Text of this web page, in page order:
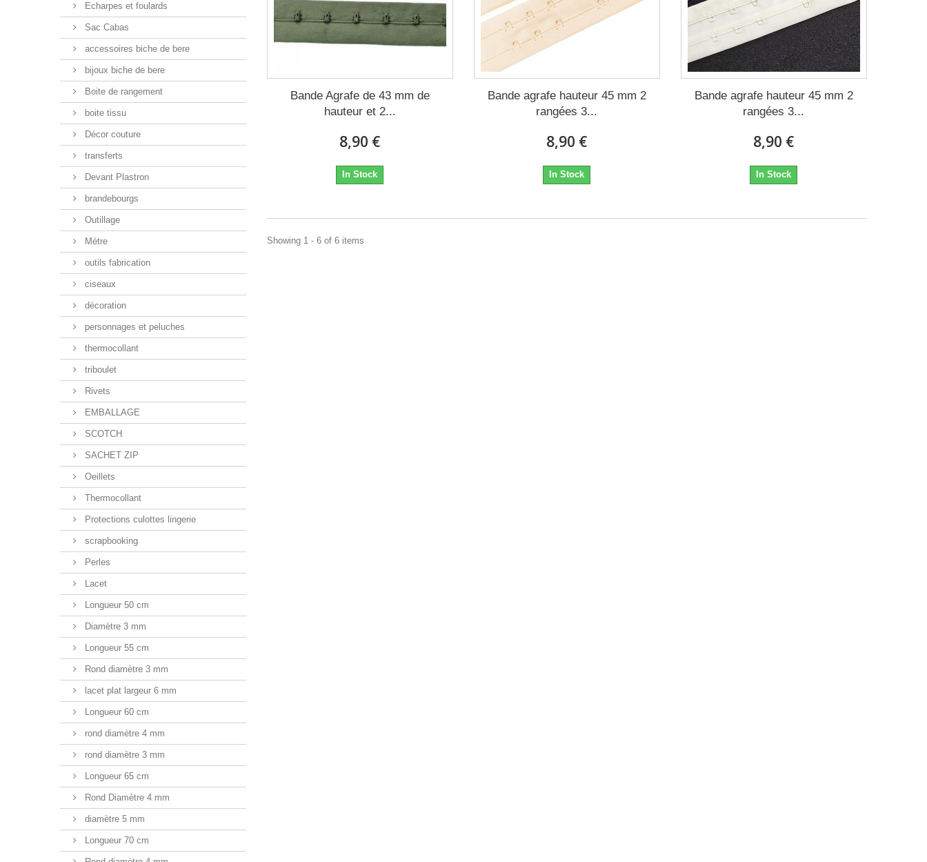
Echarpes et foulards
Sac Cabas
accessoires biche de bere
bijoux biche de bere
Boite de rangement
boite tissu
Décor couture
transferts
Devant Plastron
brandebourgs
Outillage
Mètre
outils fabrication
ciseaux
décoration
personnages et peluches
thermocollant
triboulet
Rivets
EMBALLAGE
SCOTCH
SACHET ZIP
Oeillets
Thermocollant
Protections culottes lingerie
scrapbooking
Perles
Lacet
Longueur 50 cm
Diamètre 3 mm
Longueur 55 cm
Rond diamètre 3 mm
lacet plat largeur 6 mm
Longueur 60 cm
rond diamètre 4 mm
rond diamètre 3 mm
Longueur 65 cm
Rond Diamètre 4 mm
diamètre 5 mm
Longueur 70 cm
Bande Agrafe de 43 mm de
hauteur et 2...
8,90 €
In Stock
Bande agrafe hauteur 45 mm 2
rangées 3...
8,90 €
In Stock
Bande agrafe hauteur 45 mm 2
rangées 3...
8,90 €
In Stock
Showing 1 - 6 of 6 items